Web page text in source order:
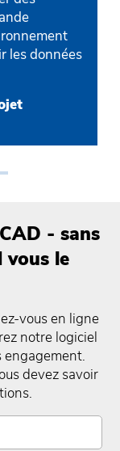
les données
- sans
vous le
vous en ligne
notre logiciel
devez savoir